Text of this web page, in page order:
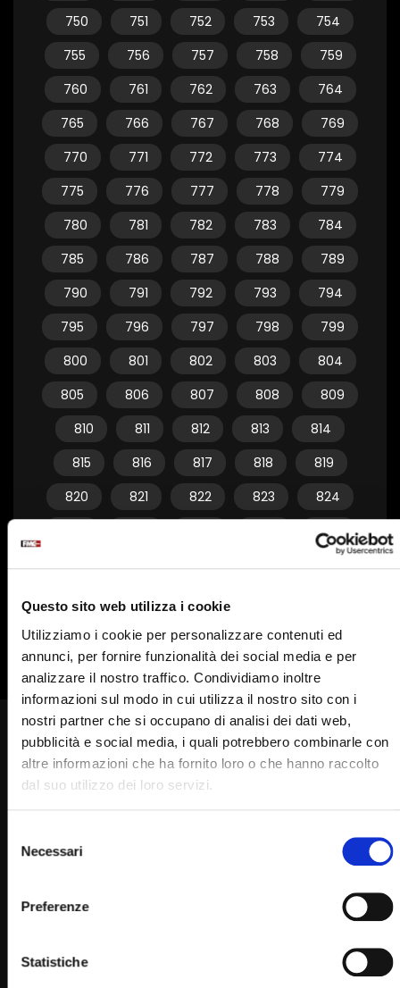
Questo sito web utilizza i cookie
Utilizziamo i cookie per personalizzare contenuti ed
annunci, per fornire funzionalità dei social media e per
analizzare il nostro traffico. Condividiamo inoltre
informazioni sul modo in cui utilizza il nostro sito con i
nostri partner che si occupano di analisi dei dati web,
pubblicità e social media, i quali potrebbero combinarle con
altre informazioni che ha fornito loro o che hanno raccolto
dal suo utilizzo dei loro servizi.
delNecessari
Preferenze
Statistiche
750
751 752 753
754
755
756 757 758
759
760
761 762 763
764
765
766 767 768
769
770
771 772 773
774
775
776 777 778
779
780
781 782 783
784
785
786 787 788
789
790
791 792 793
794
795
796 797 798
799
800
801 802 803
804
805
806 807 808
809
810
811 812 813
814
815
816 817 818
819
820
821 822 823
824
829
830
831 832 833
834
835
836 837
840
841 842
Padre Pio mi ha chiamato
STAFF 11/04/2024 0 2.9K 294 0
Padre Pio